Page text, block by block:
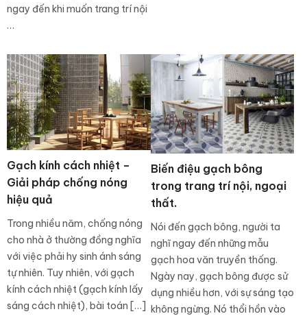
ngay đến khi muốn trang trí nội
…
Gạch kính cách nhiệt –
Giải pháp chống nóng
hiệu quả
Trong nhiều năm, chống nóng
cho nhà ở thường đồng nghĩa
với việc phải hy sinh ánh sáng
tự nhiên. Tuy nhiên, với gạch
kính cách nhiệt (gạch kính lấy
sáng cách nhiệt), bài toán […]
Biến điệu gạch bông
trong trang trí nội, ngoại
thất.
Nói đến gạch bông, người ta
nghĩ ngay đến những mẫu
gạch hoa văn truyền thống.
Ngày nay, gạch bông được sử
dụng nhiều hơn, với sự sáng tạo
không ngừng. Nó thổi hồn vào